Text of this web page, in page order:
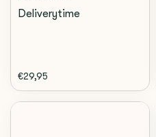
Deliverytime
€29,95